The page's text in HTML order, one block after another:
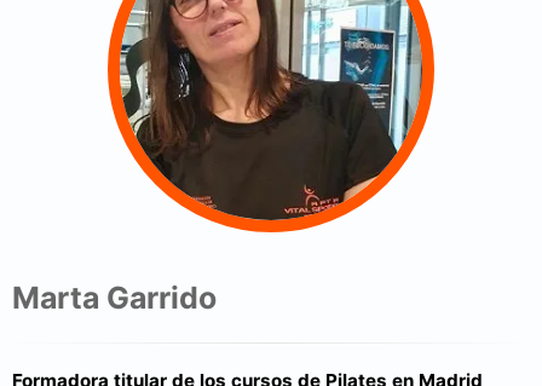
Marta Garrido
Formadora titular de los cursos de Pilates en Madrid